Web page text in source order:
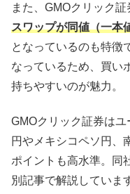
また、GMOクリック証
スワップが同値（一本
となっているのも特徴
なっているため、買い
持ちやすいのが魅力。
GMOクリック証券は
円やメキシコペソ円、
ポイントも高水準。同
別記事で解説していま